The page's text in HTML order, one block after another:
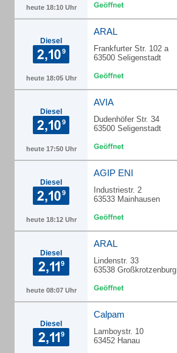
heute 18:10 Uhr
Diesel
heute 18:05 Uhr
ARAL
Frankfurter Str. 102 a
63500 Seligenstadt
Diesel
heute 17:50 Uhr
AVIA
Dudenhöfer Str. 34
63500 Seligenstadt
Diesel
heute 18:12 Uhr
AGIP ENI
Industriestr. 2
63533 Mainhausen
Diesel
heute 08:07 Uhr
ARAL
Lindenstr. 33
63538 Großkrotzenburg
Diesel
Calpam
Lamboystr. 10
63452 Hanau